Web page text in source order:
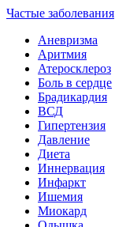
Частые заболевания
Аневризма
Аритмия
Атеросклероз
Боль в сердце
Брадикардия
ВСД
Гипертензия
Давление
Диета
Иннервация
Инфаркт
Ишемия
Миокард